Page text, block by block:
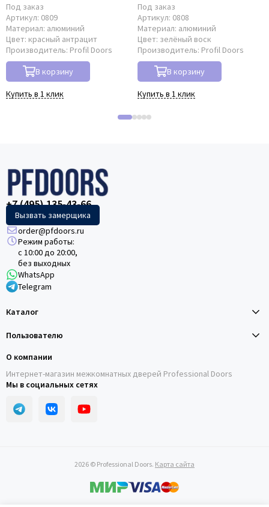
Под заказ
Артикул: 0809
Материал: алюминий
Цвет: красный антрацит
Производитель: Profil Doors
В корзину
Купить в 1 клик
Под заказ
Артикул: 0808
Материал: алюминий
Цвет: зелёный воск
Производитель: Profil Doors
В корзину
Купить в 1 клик
+7 (495) 135-43-66
Вызвать замерщика
order@pfdoors.ru
Режим работы:
с 10:00 до 20:00,
без выходных
WhatsApp
Telegram
Каталог
Пользователю
О компании
Интернет-магазин межкомнатных дверей Professional Doors
Мы в социальных сетях
2026 © Professional Doors. Карта сайта